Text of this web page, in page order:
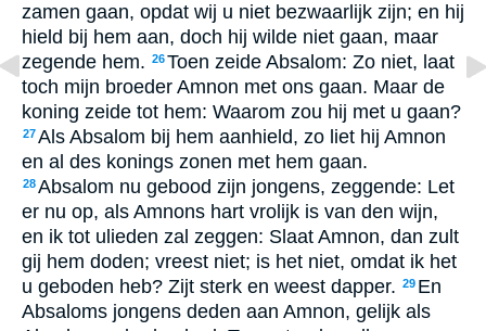
zamen gaan, opdat wij u niet bezwaarlijk zijn; en hij
hield bij hem aan, doch hij wilde niet gaan, maar
zegende hem. 26Toen zeide Absalom: Zo niet, laat
toch mijn broeder Amnon met ons gaan. Maar de
koning zeide tot hem: Waarom zou hij met u gaan?
27Als Absalom bij hem aanhield, zo liet hij Amnon
en al des konings zonen met hem gaan.
28Absalom nu gebood zijn jongens, zeggende: Let
er nu op, als Amnons hart vrolijk is van den wijn,
en ik tot ulieden zal zeggen: Slaat Amnon, dan zult
gij hem doden; vreest niet; is het niet, omdat ik het
u geboden heb? Zijt sterk en weest dapper. 29 En
Absaloms jongens deden aan Amnon, gelijk als